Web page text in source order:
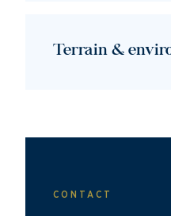
Terrain &
CONTACT